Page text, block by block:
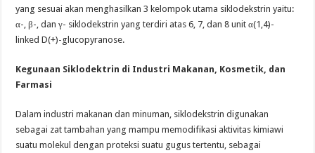
yang sesuai akan menghasilkan 3 kelompok utama siklodekstrin yaitu:
α-, β-, dan γ- siklodekstrin yang terdiri atas 6, 7, dan 8 unit α(1,4)-
linked D(+)-glucopyranose.
Kegunaan Siklodektrin di Industri Makanan, Kosmetik, dan
Farmasi
Dalam industri makanan dan minuman, siklodekstrin digunakan
sebagai zat tambahan yang mampu memodifikasi aktivitas kimiawi
suatu molekul dengan proteksi suatu gugus tertentu, sebagai